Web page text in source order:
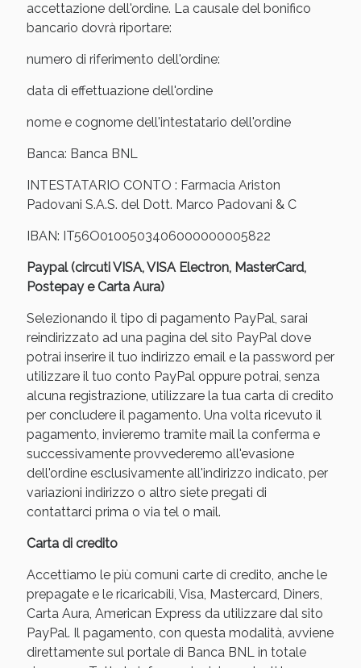
accettazione dell'ordine. La causale del bonifico
bancario dovrà riportare:
numero di riferimento dell'ordine:
data di effettuazione dell'ordine
nome e cognome dell'intestatario dell'ordine
Banca: Banca BNL
INTESTATARIO CONTO : Farmacia Ariston
Padovani S.A.S. del Dott. Marco Padovani & C
IBAN: IT56O0100503406000000005822
Paypal (circuti VISA, VISA Electron, MasterCard,
Postepay e Carta Aura)
Selezionando il tipo di pagamento PayPal, sarai
reindirizzato ad una pagina del sito PayPal dove
potrai inserire il tuo indirizzo email e la password per
utilizzare il tuo conto PayPal oppure potrai, senza
alcuna registrazione, utilizzare la tua carta di credito
per concludere il pagamento. Una volta ricevuto il
pagamento, invieremo tramite mail la conferma e
successivamente provvederemo all'evasione
dell'ordine esclusivamente all'indirizzo indicato, per
variazioni indirizzo o altro siete pregati di
contattarci prima o via tel o mail.
Carta di credito
Accettiamo le più comuni carte di credito, anche le
prepagate e le ricaricabili, Visa, Mastercard, Diners,
Carta Aura, American Express da utilizzare dal sito
PayPal. Il pagamento, con questa modalità, avviene
direttamente sul portale di Banca BNL in totale
Vie Urinarie e Prostata: Sconti fino al 45% oggi!
Benessere Intestinale: Sconto fino al 55% valido